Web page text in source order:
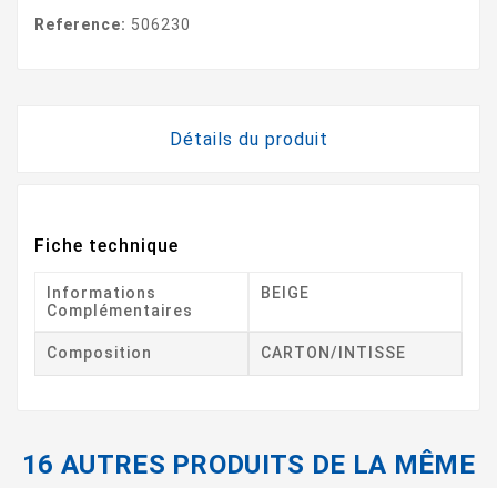
Reference: 506230
Détails du produit
Fiche technique
Informations
Complémentaires
BEIGE
Composition CARTON/INTISSE
16 AUTRES PRODUITS DE LA MÊME